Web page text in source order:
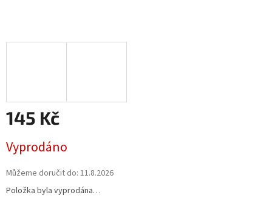
145 Kč
cena:
Vyprodáno
Můžeme doručit do: 11.8.2026
Položka byla vyprodána…